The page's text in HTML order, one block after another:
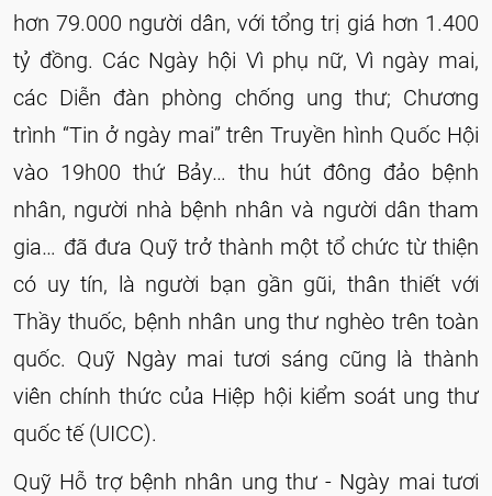
hơn 79.000 người dân, với tổng trị giá hơn 1.400
tỷ đồng. Các Ngày hội Vì phụ nữ, Vì ngày mai,
các Diễn đàn phòng chống ung thư; Chương
trình “Tin ở ngày mai” trên Truyền hình Quốc Hội
vào 19h00 thứ Bảy… thu hút đông đảo bệnh
nhân, người nhà bệnh nhân và người dân tham
gia… đã đưa Quỹ trở thành một tổ chức từ thiện
có uy tín, là người bạn gần gũi, thân thiết với
Thầy thuốc, bệnh nhân ung thư nghèo trên toàn
quốc. Quỹ Ngày mai tươi sáng cũng là thành
viên chính thức của Hiệp hội kiểm soát ung thư
quốc tế (UICC).
Quỹ Hỗ trợ bệnh nhân ung thư - Ngày mai tươi